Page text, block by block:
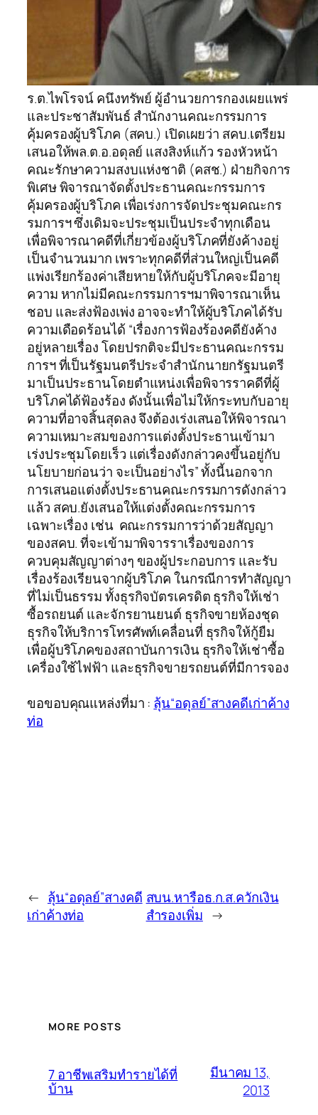
ร.ต.ไพโรจน์ คนึงทรัพย์ ผู้อำนวยการกองเผยแพร่
และประชาสัมพันธ์ สำนักงานคณะกรรมการ
คุ้มครองผู้บริโภค (สคบ.) เปิดเผยว่า สคบ.เตรียม
เสนอให้พล.ต.อ.อดุลย์ แสงสิงห์แก้ว รองหัวหน้า
คณะรักษาความสงบแห่งชาติ (คสช.) ฝ่ายกิจการ
พิเศษ พิจารณาจัดตั้งประธานคณะกรรมการ
คุ้มครองผู้บริโภค เพื่อเร่งการจัดประชุมคณะกร
รมการฯ ซึ่งเดิมจะประชุมเป็นประจำทุกเดือน
เพื่อพิจารณาคดีที่เกี่ยวข้องผู้บริโภคที่ยังค้างอยู่
เป็นจำนวนมาก เพราะทุกคดีที่ส่วนใหญ่เป็นคดี
แพ่งเรียกร้องค่าเสียหายให้กับผู้บริโภคจะมีอายุ
ความ หากไม่มีคณะกรรมการฯมาพิจารณาเห็น
ชอบ และส่งฟ้องเพ่ง อาจจะทำให้ผู้บริโภคได้รับ
ความเดือดร้อนได้ “เรื่องการฟ้องร้องคดียังค้าง
อยู่หลายเรื่อง โดยปรกติจะมีประธานคณะกรรม
การฯ ที่เป็นรัฐมนตรีประจำสำนักนายกรัฐมนตรี
มาเป็นประธานโดยตำแหน่งเพื่อพิจารราคดีที่ผู้
บริโภคได้ฟ้องร้อง ดังนั้นเพื่อไม่ให้กระทบกับอายุ
ความที่อาจสิ้นสุดลง จึงต้องเร่งเสนอให้พิจารณา
ความเหมาะสมของการแต่งตั้งประธานเข้ามา
เร่งประชุมโดยเร็ว แต่เรื่องดังกล่าวคงขึ้นอยู่กับ
นโยบายก่อนว่า จะเป็นอย่างไร” ทั้งนี้นอกจาก
การเสนอแต่งตั้งประธานคณะกรรมการดังกล่าว
แล้ว สคบ.ยังเสนอให้แต่งตั้งคณะกรรมการ
เฉพาะเรื่อง เช่น คณะกรรมการว่าด้วยสัญญา
ของสคบ. ที่จะเข้ามาพิจารราเรื่องของการ
ควบคุมสัญญาต่างๆ ของผู้ประกอบการ และรับ
เรื่องร้องเรียนจากผู้บริโภค ในกรณีการทำสัญญา
ที่ไม่เป็นธรรม ทั้งธุรกิจบัตรเครดิต ธุรกิจให้เช่า
ซื้อรถยนต์ และจักรยานยนต์ ธุรกิจขายห้องชุด
ธุรกิจให้บริการโทรศัพท์เคลื่อนที่ ธุรกิจให้กู้ยืม
เพื่อผู้บริโภคของสถาบันการเงิน ธุรกิจให้เช่าซื้อ
เครื่องใช้ไฟฟ้า และธุรกิจขายรถยนต์ที่มีการจอง
ขอขอบคุณแหล่งที่มา : ลุ้น“อดุลย์”สางคดีเก่าค้าง
ท่อ
← ลุ้น“อดุลย์”สางคดี
เก่าค้างท่อ
สบน.หารือธ.ก.ส.ควักเงิน
สำรองเพิ่ม →
MORE POSTS
7 อาชีพเสริมทำรายได้ที่
บ้าน
มีนาคม 13,
2013